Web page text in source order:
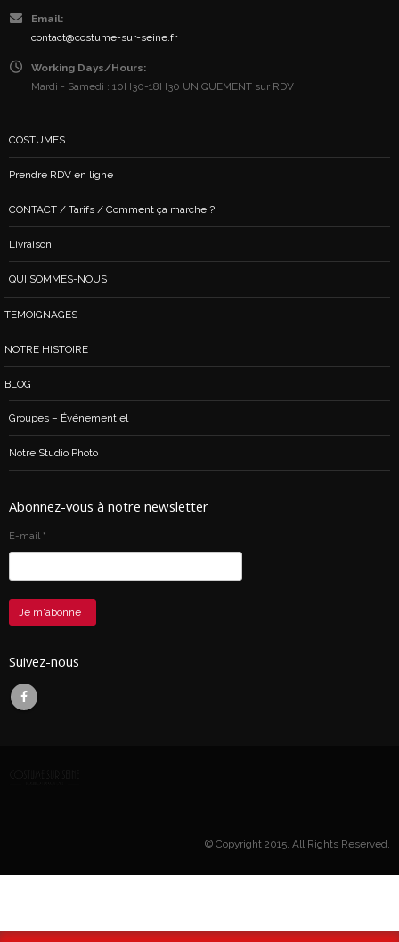
Email:
contact@costume-sur-seine.fr
Working Days/Hours:
Mardi - Samedi : 10H30-18H30 UNIQUEMENT sur RDV
COSTUMES
Prendre RDV en ligne
CONTACT / Tarifs / Comment ça marche ?
Livraison
QUI SOMMES-NOUS
TEMOIGNAGES
NOTRE HISTOIRE
BLOG
Groupes – Événementiel
Notre Studio Photo
Abonnez-vous à notre newsletter
E-mail *
Suivez-nous
© Copyright 2015. All Rights Reserved.